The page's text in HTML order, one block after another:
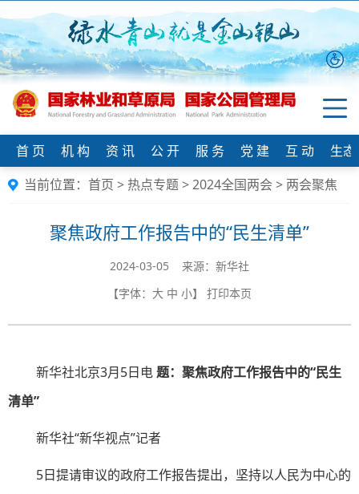
首 页 机 构 资 讯 公 开 服 务 党 建 互 动
生
当前位置： 首页 > 热点专题>2024全国两会 > 两会聚焦
聚焦政府工作报告中的“民生清单”
2024-03-05 来源：新华社
【字体： 大 中 小】 打印本页
新华社北京3月5日电题：聚焦政府工作报告中的“民生
清单”
新华社“新华视点”记者
5日提请审议的政府工作报告提出，坚持以人民为中心的